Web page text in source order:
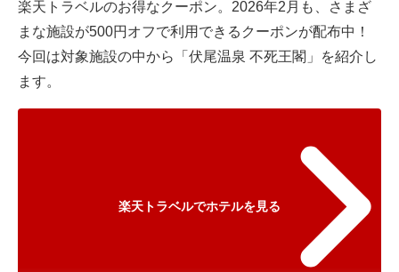
楽天トラベルのお得なクーポン。2026年2月も、さまざ
まな施設が500円オフで利用できるクーポンが配布中！
今回は対象施設の中から「伏尾温泉 不死王閣」を紹介し
ます。
楽天トラベルでホテルを見る